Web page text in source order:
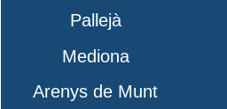
Pallejà
Mediona
Arenys de Munt